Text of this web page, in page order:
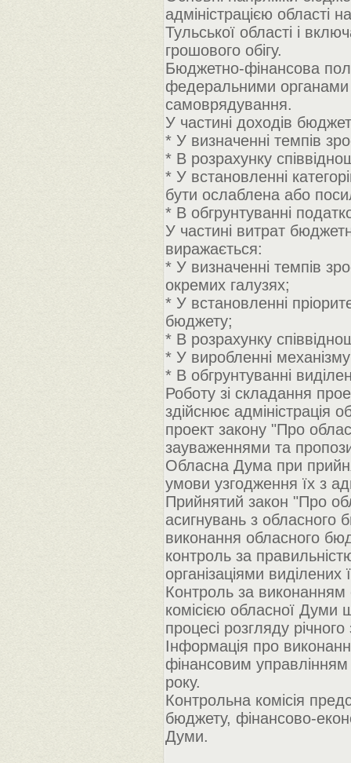
адміністрацією області
Тульської області і
грошового обігу.
Бюджетно-фінансова
федеральними органами
самоврядування.
У частині доходів
* У визначенні темпів
* В розрахунку
* У встановленні
бути ослаблена або
* В обгрунтуванні
У частині витрат
виражається:
* У визначенні темпів
окремих галузях;
* У встановленні
бюджету;
* В розрахунку
* У виробленні
* В обгрунтуванні
Роботу зі складання
здійснює адміністрація
проект закону "Про
зауваженнями та
Обласна Дума при
умови узгодження їх з
Прийнятий закон "Про
асигнувань з обласного
виконання обласного
контроль за
організаціями
Контроль за
комісією обласної Думи
процесі розгляду
Інформація про
фінансовим
року.
Контрольна комісія
бюджету, фінансово-
Думи.